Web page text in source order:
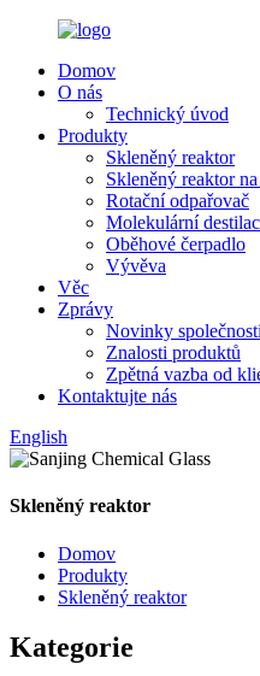
Domov
O nás
Technický úvod
Produkty
Skleněný reaktor
Skleněný reaktor
Rotační odpařovač
Molekulární
Oběhové čerpadlo
Vývěva
Věc
Zprávy
Novinky společnosti
Znalosti produktů
Zpětná vazba od
Kontaktujte nás
English
Skleněný reaktor
Domov
Produkty
Skleněný reaktor
Kategorie